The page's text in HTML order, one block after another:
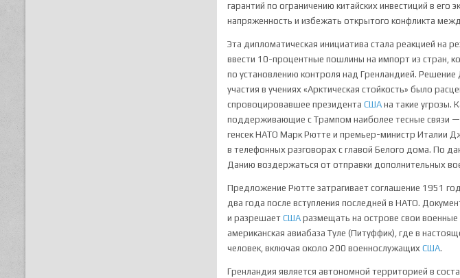
гарантий по ограничению китайских инвестиций в его
напряженность и избежать открытого конфликта
Эта дипломатическая инициатива стала реакцией на
ввести 10-процентные пошлины на импорт из стран,
по установлению контроля над Гренландией.
участия в учениях «Арктическая стойкость» было
спровоцировавшее президентаСША на такие угрозы.
поддерживающие с Трампом наиболее тесные связи
генсек НАТО Марк Рютте и премьер-министр Италии
в телефонных разговорах с главой Белого дома. По
Данию воздержаться от отправки дополнительных
Предложение Рютте затрагивает соглашение 1951
два года после вступления последней в НАТО.
и разрешаетСША размещать на острове свои
американская авиабаза Туле (Питуффик), где в
человек, включая около 200 военнослужащихСША.
Гренландия является автономной территорией в